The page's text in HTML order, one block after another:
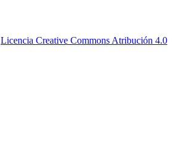
Licencia Creative Commons Atribución 4.0